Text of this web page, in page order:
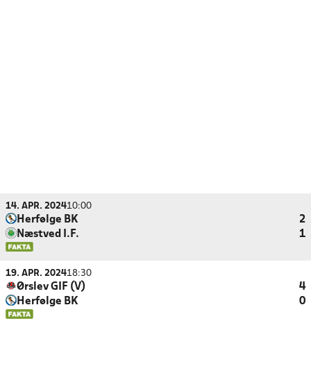
14. APR. 202410:00
Herfølge BK
2
Næstved I.F.
1
19. APR. 202418:30
Ørslev GIF (V)
4
Herfølge BK
0